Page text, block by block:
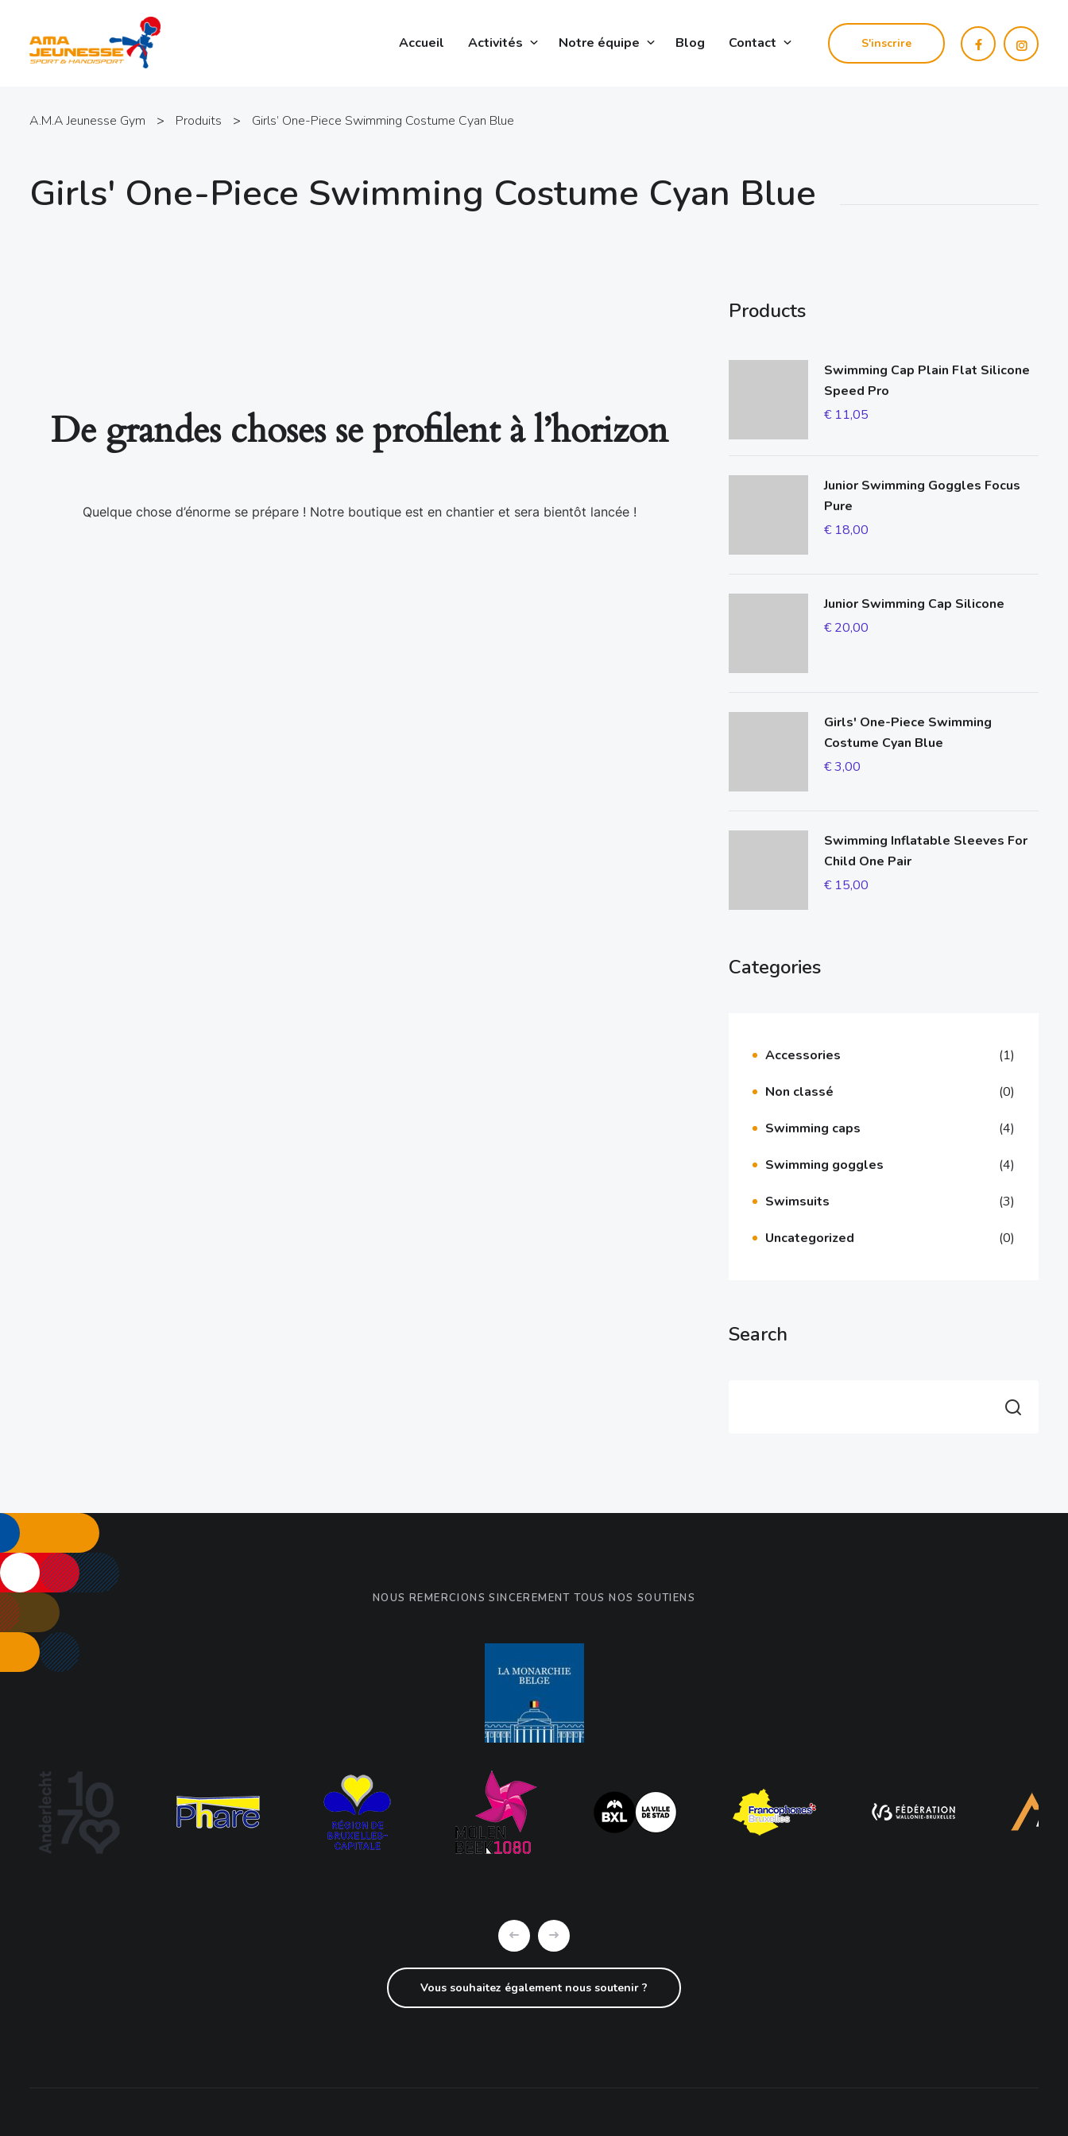
Accueil Activités Notre équipe Blog Contact S'inscrire
A.M.A Jeunesse Gym > Produits > Girls’ One-Piece Swimming Costume Cyan Blue
Girls' One-Piece Swimming Costume Cyan Blue
De grandes choses se profilent à l’horizon
Quelque chose d’énorme se prépare ! Notre boutique est en chantier et sera bientôt lancée !
Products
Swimming Cap Plain Flat Silicone
Speed Pro
€11,05
Junior Swimming Goggles Focus
Pure
€18,00
Junior Swimming Cap Silicone
€20,00
Girls' One-Piece Swimming
Costume Cyan Blue
€3,00
Swimming Inflatable Sleeves For
Child One Pair
€15,00
Categories
Accessories (1)
Non classé (0)
Swimming caps (4)
Swimming goggles (4)
Swimsuits (3)
Uncategorized (0)
Search
NOUS REMERCIONS SINCÈREMENT TOUS NOS SOUTIENS
Vous souhaitez également nous soutenir ?